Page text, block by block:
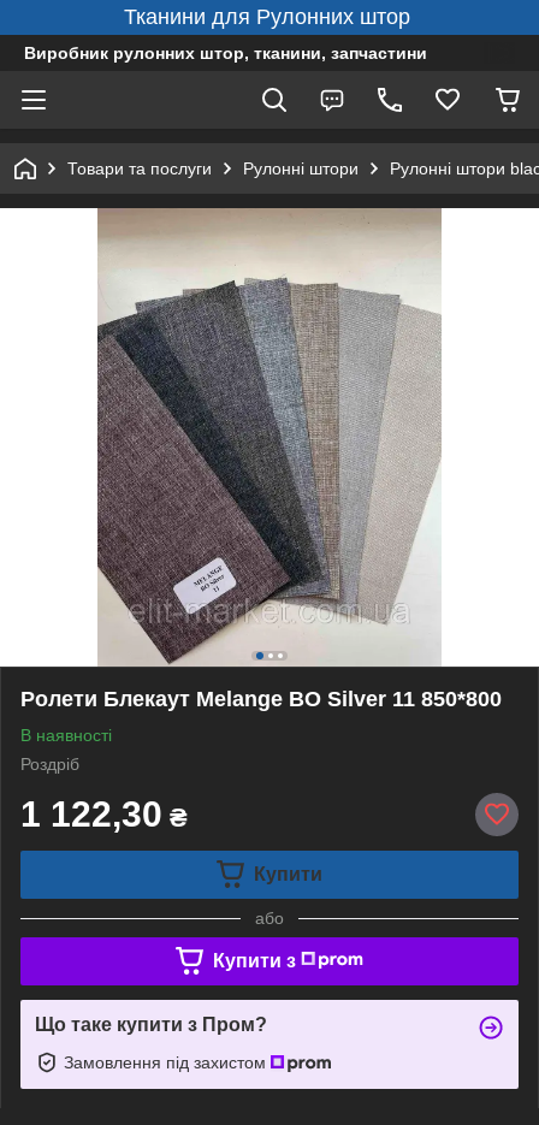
Тканини для Рулонних штор
Виробник рулонних штор, тканини, запчастини
Товари та послуги Рулонні штори Рулонні штори
Ролети Блекаут Melange BO Silver 11 850*800
В наявності
Роздріб
1 122,30 ₴
Купити
або
Купити з
Що таке купити з Пром?
Замовлення під захистом